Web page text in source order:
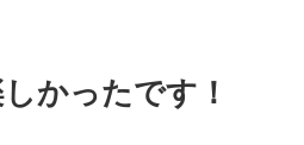
かったです！